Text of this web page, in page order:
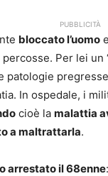
PUBBLICITÀ
bloccato l’uomo e
Per lei un
patologie
In ospedale, i
cioè la malattia
a maltrattarla.
arrestato il 68enne